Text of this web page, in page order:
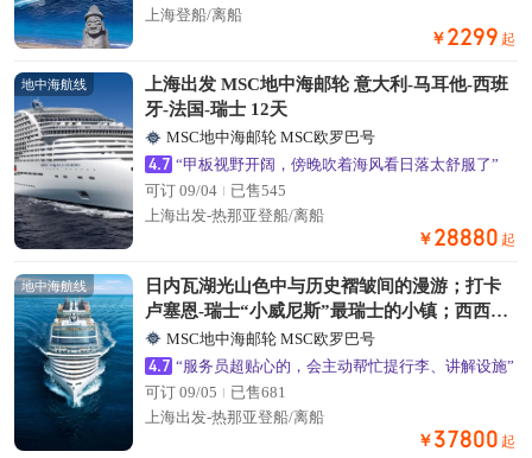
上海登船/离船
￥ 2299 起
地中海航线
上海出发 MSC地中海邮轮 意大利-马耳他-西班
牙-法国-瑞士 12天
MSC地中海邮轮 MSC欧罗巴号
4.7 “甲板视野开阔，傍晚吹着海风看日落太舒服了”
可订 09/04
已售545
上海出发-热那亚登船/离船
￥ 28880 起
地中海航线
日内瓦湖光山色中与历史褶皱间的漫游；打卡
卢塞恩-瑞士“小威尼斯”最瑞士的小镇；西西里
岛，寻找历史遗迹、听黑手党传说，这里融合
了多元文化的瑰宝
MSC地中海邮轮 MSC欧罗巴号
4.7 “服务员超贴心的，会主动帮忙提行李、讲解设施”
可订 09/05
已售681
上海出发-热那亚登船/离船
￥ 37800 起